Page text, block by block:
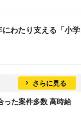
わたり支える「小学
さらに見る
った案件多数 高時給